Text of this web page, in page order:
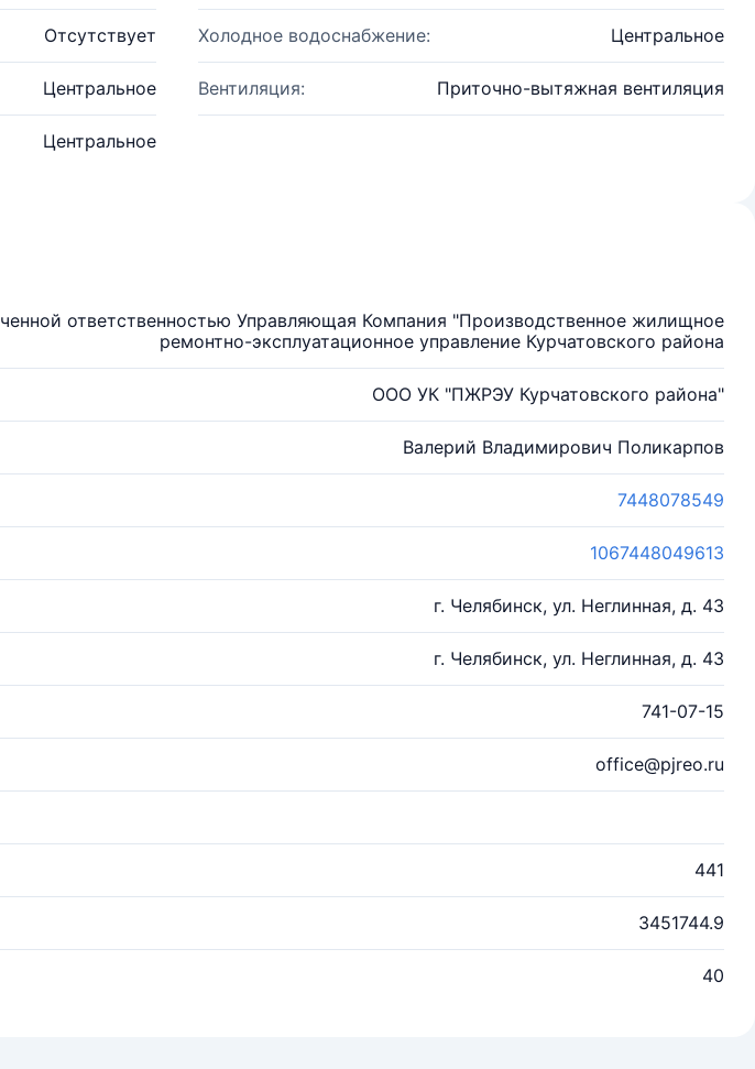
Отсутствует Холодное водоснабжение: Центральное
Центральное Вентиляция: Приточно-вытяжная вентиляция
Центральное
ответственностью Управляющая Компания "Производственное жилищное
ремонтно-эксплуатационное управление Курчатовского района
ООО УК "ПЖРЭУ Курчатовского района"
Валерий Владимирович Поликарпов
7448078549
1067448049613
г. Челябинск, ул. Неглинная, д. 43
г. Челябинск, ул. Неглинная, д. 43
741-07-15
office@pjreo.ru
441
3451744.9
40